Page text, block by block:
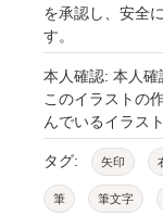
を承認し、安全
す。
本人確認: 本人確
このイラストの
んでいるイラス
タグ: 矢印
筆 筆文字